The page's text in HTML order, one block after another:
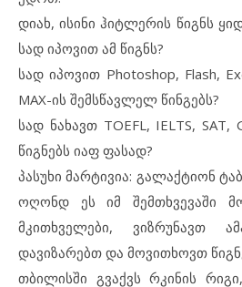
დიახ, ისინი ჰიტლერის წიგნს
სად იპოვით ამ წიგნს?
სად იპოვით Photoshop, Flash,
MAX-ის შემსწავლელ წინგებს?
სად ნახავთ TOEFL, IELTS,
წიგნებს იაფ ფასად?
პასუხი მარტივია: გალაქტიონ
ოღონდ ეს იმ შემთხვევაში
მკითხველები, ვიზრუნავთ
დავიზარებთ და მოვითხოვთ
თბილისში გვაქვს რკინის